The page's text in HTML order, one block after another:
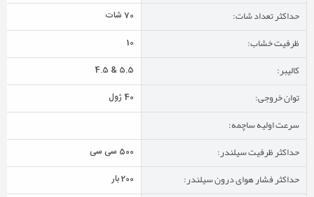
حداکثر تعداد شات:
70 شات
ظرفیت خشاب: 10
کالیبر: 5.5 & 4.5
توان خروجی: 40 ژول
سرعت اولیه ساچمه:
حداکثر ظرفیت سیلندر:
500 سی سی
حداکثر فشار هوای درون سیلندر: 200 بار